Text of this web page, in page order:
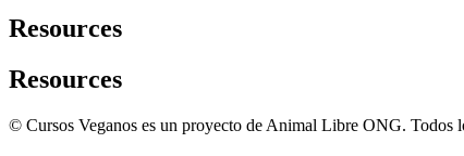
Resources
Resources
© Cursos Veganos es un proyecto de Animal Libre ONG. Todos